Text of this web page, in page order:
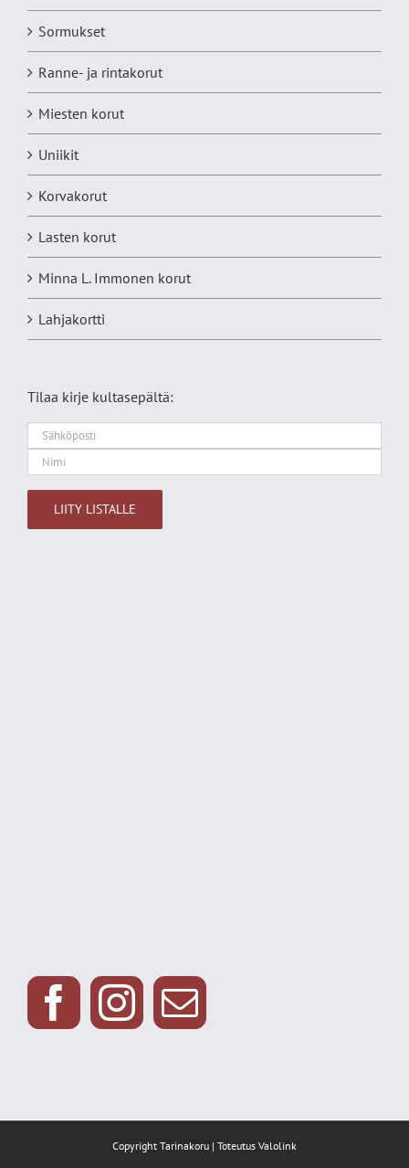
Sormukset
Ranne- ja rintakorut
Miesten korut
Uniikit
Korvakorut
Lasten korut
Minna L. Immonen korut
Lahjakortti
Tilaa kirje kultasepältä:
Copyright Tarinakoru | Toteutus Valolink